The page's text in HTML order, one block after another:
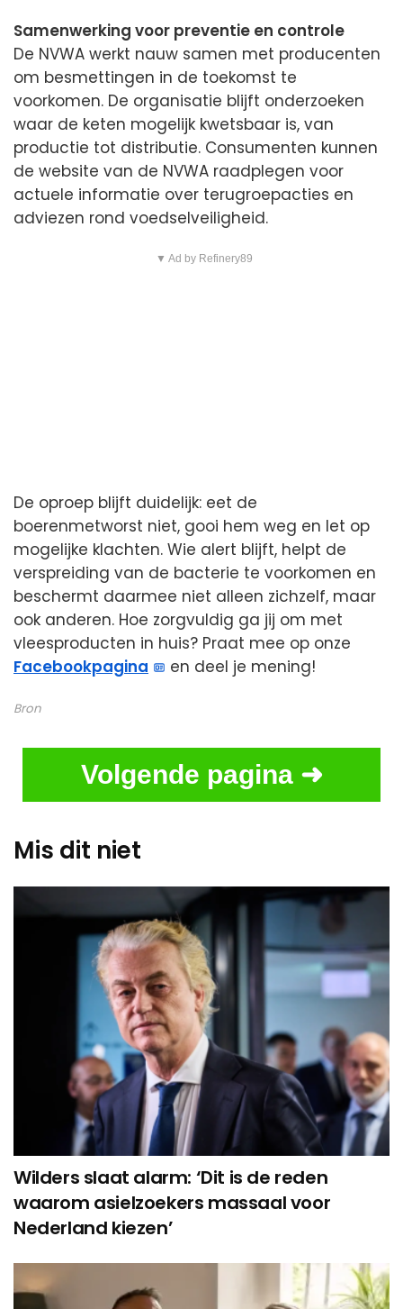
Samenwerking voor preventie en controle
De NVWA werkt nauw samen met producenten
om besmettingen in de toekomst te
voorkomen. De organisatie blijft onderzoeken
waar de keten mogelijk kwetsbaar is, van
productie tot distributie. Consumenten kunnen
de website van de NVWA raadplegen voor
actuele informatie over terugroepacties en
adviezen rond voedselveiligheid.
▼ Ad by Refinery89
De oproep blijft duidelijk: eet de
boerenmetworst niet, gooi hem weg en let op
mogelijke klachten. Wie alert blijft, helpt de
verspreiding van de bacterie te voorkomen en
beschermt daarmee niet alleen zichzelf, maar
ook anderen. Hoe zorgvuldig ga jij om met
vleesproducten in huis? Praat mee op onze
Facebookpagina
en deel je mening!
Bron
Volgende pagina ➜
Mis dit niet
Wilders slaat alarm: ‘Dit is de reden
waarom asielzoekers massaal voor
Nederland kiezen’